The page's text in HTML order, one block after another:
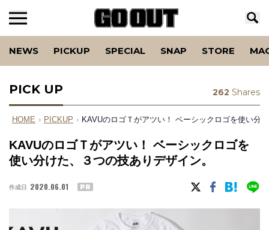
NEWS PICKUP SPECIAL SNAP STORE
PICK UP
HOME › PICKUP › KAVUのロゴＴがアツい！ ベーシックロゴを使い分
KAVUのロゴＴがアツい！ ベーシックロゴを
使い分けた、３つの技ありデザイン。
作成日 2020.06.01 PR
262 Shares